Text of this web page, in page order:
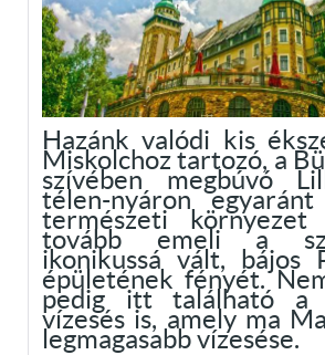
Hazánk valódi kis
Miskolchoz tartozó, a
szívében megbúvó
télen-nyáron egyaránt
természeti
tovább emeli a
ikonikussá vált, bájos
épületének fényét.
pedig itt található a
vízesés is, amely ma
legmagasabb vízesése.